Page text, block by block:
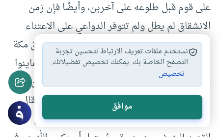
على قوم قبل طلوعه على آخرين، وأيضًا فإن زمن
الانشقاق لم يطل ولم تتوفر الدواعي على الاعتناء
بالنظر إليه، ومع ذلك فقد بعث أهل مكة إلى آفاق مكة
يسألون عن ذلك، فجاءت السفار وأخبرو بأنهم عاينوا
ذلك؛ وذلك لأن المسافرين في الليل غالبًا يكونون
سائرين في ضوء القمر ولا يخفى عليهم ذلك، وقال
القرطبي: الموانع من مشاهدة ذلك إذا لم يحصل
نستخدم ملفات تعريف الارتباط لتحسين تجربة
التصفح الخاصة بك. يمكنك تخصيص تفضيلاتك.
تخصيص
موافق